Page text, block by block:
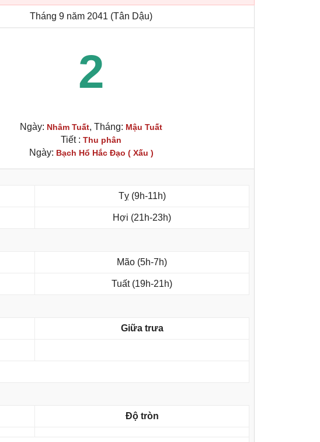
Tháng 9 năm 2041 (Tân Dậu)
2
Ngày: Nhâm Tuất, Tháng: Mậu Tuất
Tiết : Thu phân
Ngày: Bạch Hổ Hắc Đạo ( Xấu )
Tỵ (9h-11h)
Hợi (21h-23h)
Mão (5h-7h)
Tuất (19h-21h)
Giữa trưa
Độ tròn